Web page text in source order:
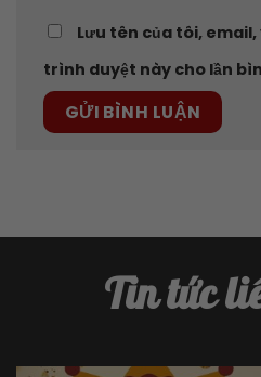
Lưu tên của tôi,
trình duyệt này cho lần
Tin tức